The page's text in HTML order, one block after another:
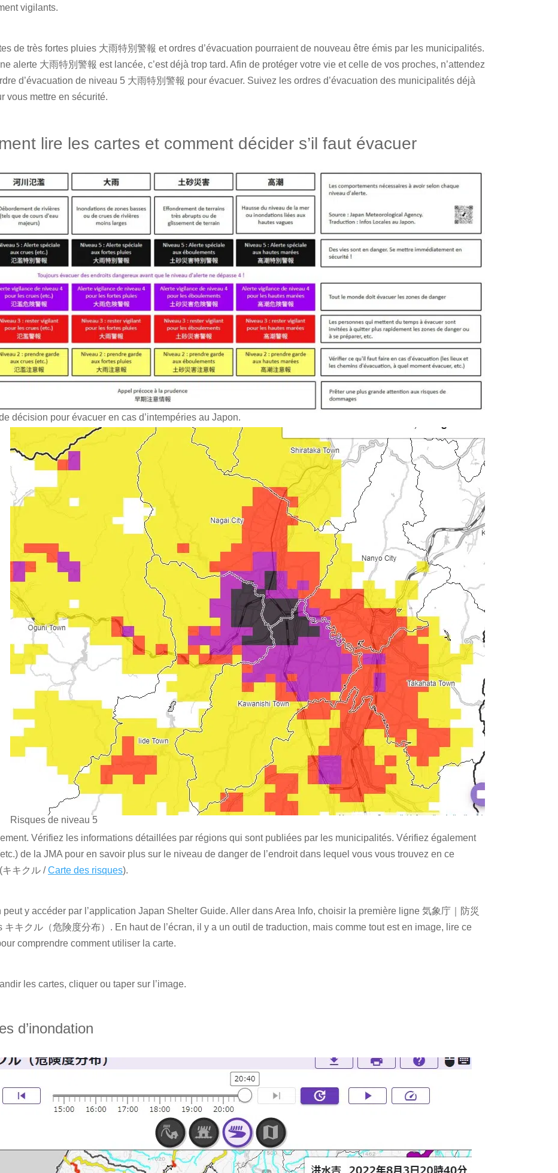
vigilants.
de très fortes pluies 大雨特別警報 et ordres d’évacuation pourraient de nouveau être émis par les municipalités.
alerte 大雨特別警報 est lancée, c’est déjà trop tard. Afin de protéger votre vie et celle de vos proches, n’attendez
d’évacuation de niveau 5 大雨特別警報 pour évacuer. Suivez les ordres d’évacuation des municipalités déjà
vous mettre en sécurité.
lire les cartes et comment décider s’il faut évacuer
décision pour évacuer en cas d’intempéries au Japon.
Risques de niveau 5
Vérifiez les informations détaillées par régions qui sont publiées par les municipalités. Vérifiez également
de la JMA pour en savoir plus sur le niveau de danger de l’endroit dans lequel vous vous trouvez en ce
キキクル /Carte des risques).
peut y accéder par l’application Japan Shelter Guide. Aller dans Area Info, choisir la première ligne 気象庁｜防災
キキクル（危険度分布）. En haut de l’écran, il y a un outil de traduction, mais comme tout est en image, lire ce
comprendre comment utiliser la carte.
les cartes, cliquer ou taper sur l’image.
d’inondation